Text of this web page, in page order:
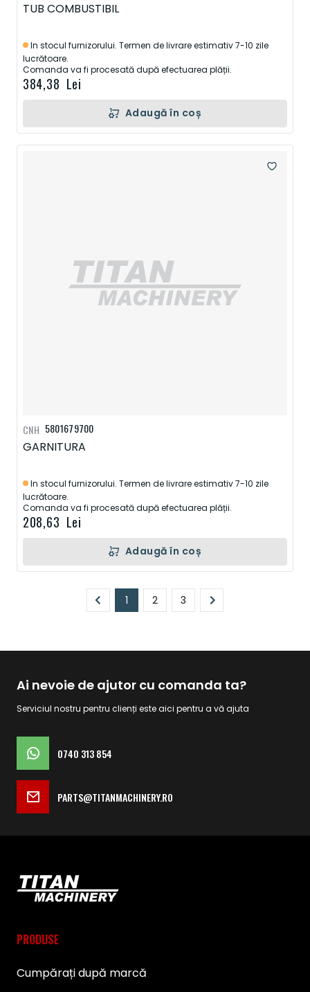
TUB COMBUSTIBIL
In stocul furnizorului. Termen de livrare estimativ 7-10 zile
lucrătoare.
Comanda va fi procesată după efectuarea plății.
384,38 Lei
Adaugă în coș
5801679700
GARNITURA
In stocul furnizorului. Termen de livrare estimativ 7-10 zile
lucrătoare.
Comanda va fi procesată după efectuarea plății.
208,63 Lei
CNH
Adaugă în coș
Pagină
În prezent, citiți pagina
1
Pagină
2
Pagină
3
Ai nevoie de ajutor cu comanda ta?
Serviciul nostru pentru clienți este aici pentru a vă ajuta
0740 313 854
PARTS@TITANMACHINERY.RO
PRODUSE
Cumpărați după marcă